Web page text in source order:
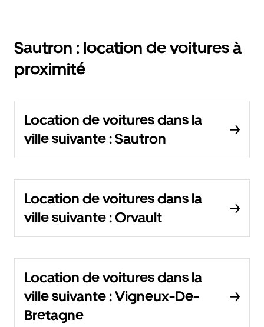
Sautron : location de voitures à
proximité
Location de voitures dans la
ville suivante : Sautron
Location de voitures dans la
ville suivante : Orvault
Location de voitures dans la
ville suivante : Vigneux-De-
Bretagne